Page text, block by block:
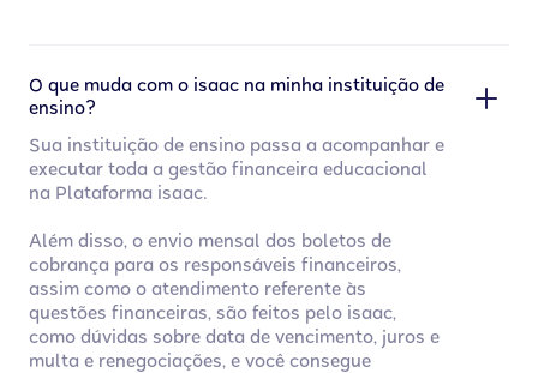
O que muda com o isaac na minha instituição de
ensino?
Sua instituição de ensino passa a acompanhar e
executar toda a gestão financeira educacional
na Plataforma isaac.
Além disso, o envio mensal dos boletos de
cobrança para os responsáveis financeiros,
assim como o atendimento referente às
questões financeiras, são feitos pelo isaac,
como dúvidas sobre data de vencimento, juros e
multa e renegociações, e você consegue